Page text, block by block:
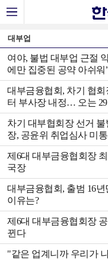
대부업
여야, 불법 대부업 근절
에만 집중된 공약 아쉬워
대부금융협회, 차기 협회
터 부사장 내정… 오는
차기 대부협회장 선거
장, 공윤위 취업심사 미
제6대 대부금융협회장
국장
대부금융협회, 출범 16
이유는?
제6대 대부금융협회장
뀐다
"같은 업계니까 우리가